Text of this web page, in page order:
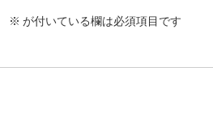
※ が付いている欄は必須項目です